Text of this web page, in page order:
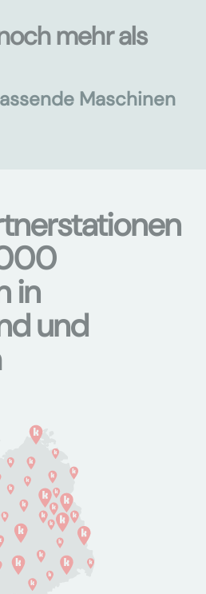
mehr als
Maschinen
in
und